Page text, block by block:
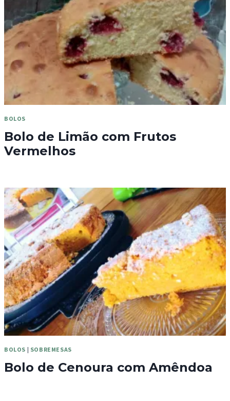
BOLOS
Bolo de Limão com Frutos
Vermelhos
BOLOS | SOBREMESAS
Bolo de Cenoura com Amêndoa